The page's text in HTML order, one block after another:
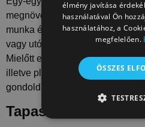
megnövelheted a hó végifizetés
munka és magánélet
vagy utóbb hatalmasstressznek
Mielőtt elköteleznéd magad
illetve plusz órákban dolgoznál,
gondold át, hogy tényleg
Tapasztalat
élmény javítása
használatával Ön
használatához, a
megfelelően.
ÖSSZES
TELJESÍTMÉNY